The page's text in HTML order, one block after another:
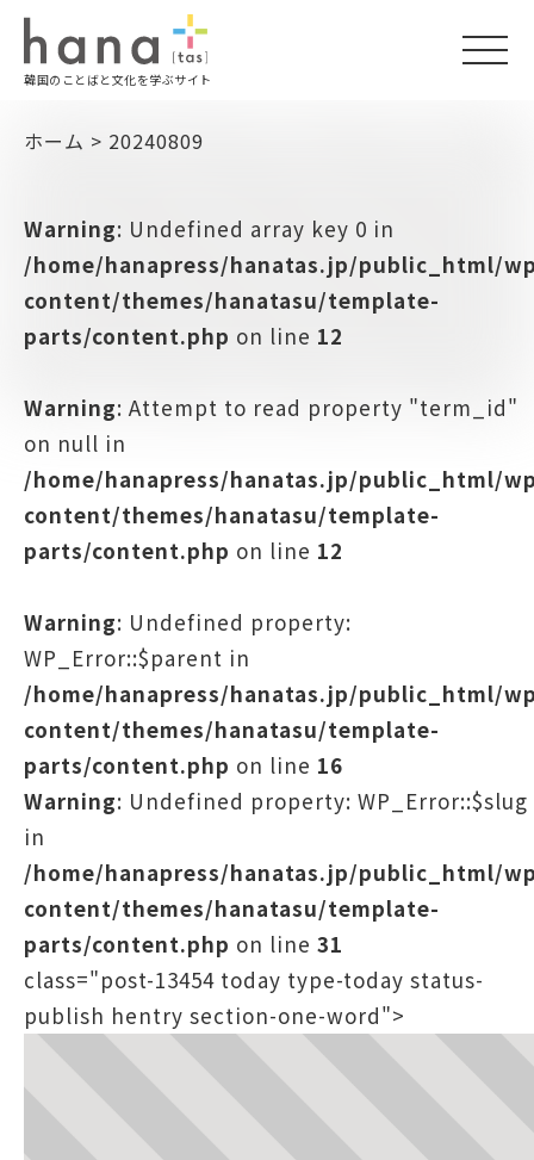
韓国のことばと文化を学ぶサイト
ホーム > 20240809
Warning: Undefined array key 0 in
/home/hanapress/hanatas.jp/public_html/
content/themes/hanatasu/template-
parts/content.php on line 12
Warning: Attempt to read property "term_id"
on null in
/home/hanapress/hanatas.jp/public_html/
content/themes/hanatasu/template-
parts/content.php on line 12
Warning: Undefined property:
WP_Error::$parent in
/home/hanapress/hanatas.jp/public_html/
content/themes/hanatasu/template-
parts/content.php on line 16
Warning: Undefined property: WP_Error::$slug
in
/home/hanapress/hanatas.jp/public_html/
content/themes/hanatasu/template-
parts/content.php on line 31
class="post-13454 today type-today status-
publish hentry section-one-word">